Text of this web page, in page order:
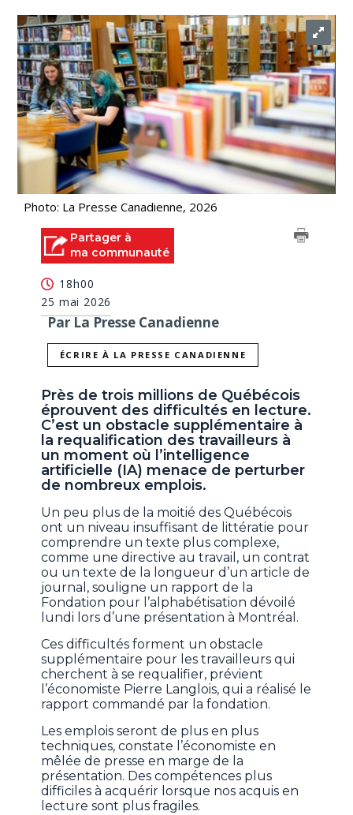
Photo: La Presse Canadienne, 2026
Partager à
ma communauté
18h00
25 mai 2026
Par La Presse Canadienne
ÉCRIRE À LA PRESSE CANADIENNE
Près de trois millions de Québécois
éprouvent des difficultés en lecture.
C’est un obstacle supplémentaire à
la requalification des travailleurs à
un moment où l’intelligence
artificielle (IA) menace de perturber
de nombreux emplois.
Un peu plus de la moitié des Québécois
ont un niveau insuffisant de littératie pour
comprendre un texte plus complexe,
comme une directive au travail, un contrat
ou un texte de la longueur d’un article de
journal, souligne un rapport de la
Fondation pour l’alphabétisation dévoilé
lundi lors d’une présentation à Montréal.
Ces difficultés forment un obstacle
supplémentaire pour les travailleurs qui
cherchent à se requalifier, prévient
l’économiste Pierre Langlois, qui a réalisé le
rapport commandé par la fondation.
Les emplois seront de plus en plus
techniques, constate l’économiste en
mêlée de presse en marge de la
présentation. Des compétences plus
difficiles à acquérir lorsque nos acquis en
lecture sont plus fragiles.